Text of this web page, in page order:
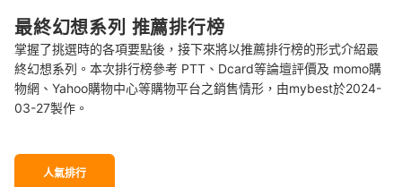
最終幻想系列 推薦排行榜
掌握了挑選時的各項要點後，接下來將以推薦排行榜的形式介紹最
終幻想系列。本次排行榜參考 PTT、Dcard等論壇評價及 momo購
物網、Yahoo購物中心等購物平台之銷售情形，由mybest於2024-
03-27製作。
人氣排行